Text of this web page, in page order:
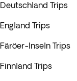
Deutschland Trips
England Trips
Färöer-Inseln Trips
Finnland Trips